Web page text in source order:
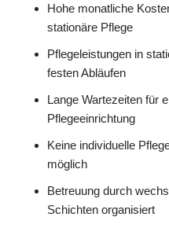
Hohe monatliche
stationäre Pflege
Pflegeleistungen in
festen Abläufen
Lange Wartezeiten für
Pflegeeinrichtung
Keine individuelle
möglich
Betreuung durch
Schichten organisiert